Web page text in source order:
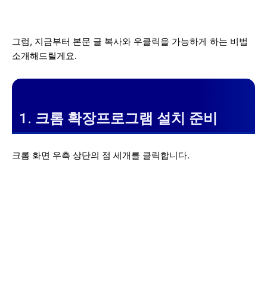
그럼, 지금부터 본문 글 복사와 우클릭을 가능하게 하는 비법
소개해드릴게요.
1. 크롬 확장프로그램 설치 준비
크롬 화면 우측 상단의 점 세개를 클릭합니다.